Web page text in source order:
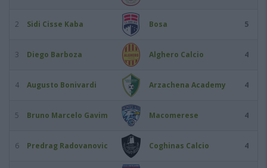
2 Sidi Cisse Kaba Bosa 5
3 Diego Barboza Alghero Calcio 4
4 Augusto Bonivardi Arzachena Academy 4
5 Bruno Marcelo Gavim Macomerese 4
6 Predrag Radovanovic Coghinas Calcio 4